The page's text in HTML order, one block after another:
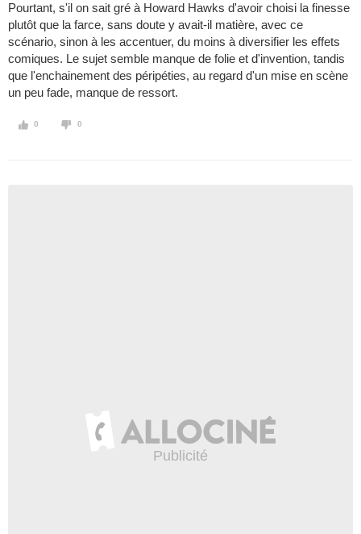
Pourtant, s'il on sait gré à Howard Hawks d'avoir choisi la finesse
plutôt que la farce, sans doute y avait-il matière, avec ce
scénario, sinon à les accentuer, du moins à diversifier les effets
comiques. Le sujet semble manque de folie et d'invention, tandis
que l'enchainement des péripéties, au regard d'un mise en scène
un peu fade, manque de ressort.
0 0